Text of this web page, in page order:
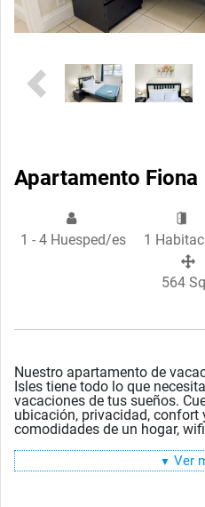
Previous
Apartamento Fiona
1 - 4 Huesped/es 1
564
Nuestro apartamento de
Isles tiene todo lo que
vacaciones de tus sueños.
ubicación, privacidad, confort
comodidades de un hogar,
Sunny Isles Beach es el lugar
▼ Ver